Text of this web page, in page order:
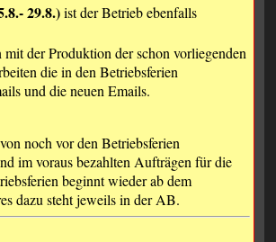
29.8.)ist der Betrieb ebenfalls
der Produktion der schon vorliegenden
die in den Betriebsferien
und die neuen Emails.
noch vor den Betriebsferien
im voraus bezahlten Aufträgen für die
beginnt wieder ab dem
dazu steht jeweils in der AB.